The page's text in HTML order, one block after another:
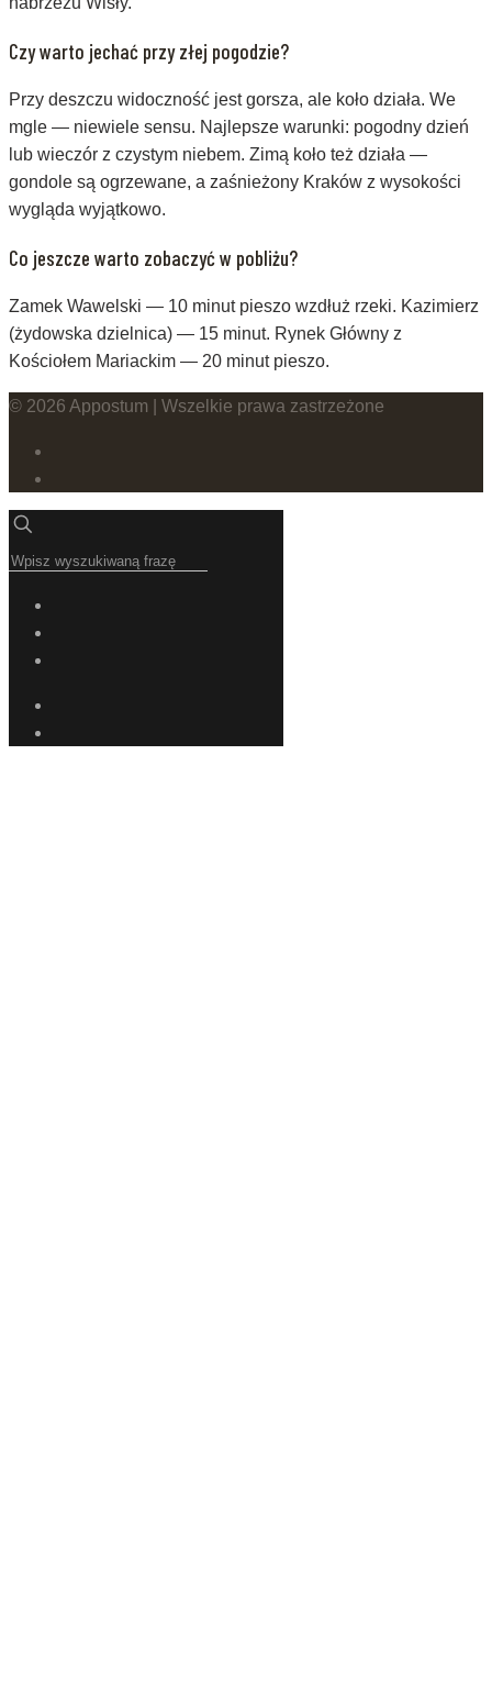
Czy warto jechać przy złej pogodzie?
Przy deszczu widoczność jest gorsza, ale koło działa. We
mgle — niewiele sensu. Najlepsze warunki: pogodny dzień
lub wieczór z czystym niebem. Zimą koło też działa —
gondole są ogrzewane, a zaśnieżony Kraków z wysokości
wygląda wyjątkowo.
Co jeszcze warto zobaczyć w pobliżu?
Zamek Wawelski — 10 minut pieszo wzdłuż rzeki. Kazimierz
(żydowska dzielnica) — 15 minut. Rynek Główny z
Kościołem Mariackim — 20 minut pieszo.
© 2026 Appostum | Wszelkie prawa zastrzeżone